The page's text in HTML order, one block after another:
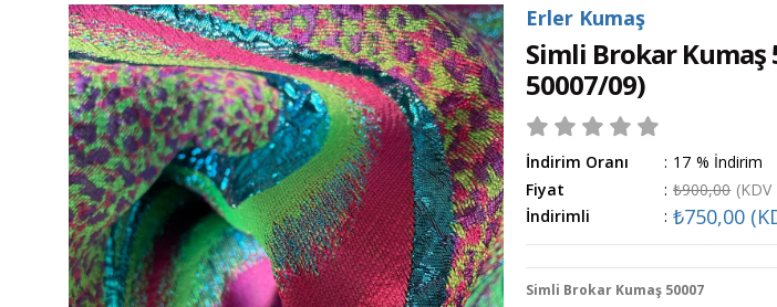
Erler Kumaş
Simli Brokar Kumaş
50007/09)
İndirim Oranı : %
17
İndirim
Fiyat
: ₺900,00
İndirimli
: ₺750,00
Simli Brokar Kumaş 50007